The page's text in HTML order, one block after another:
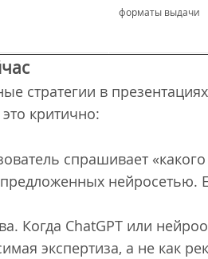
форматы выдачи
стратегии в
критично:
спрашивает
нейросетью.
Когда ChatGPT или
экспертиза, а не как